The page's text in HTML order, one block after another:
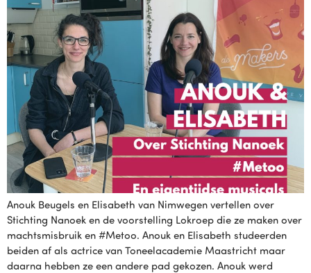
Anouk Beugels en Elisabeth van Nimwegen vertellen over
Stichting Nanoek en de voorstelling Lokroep die ze maken over
machtsmisbruik en #Metoo. Anouk en Elisabeth studeerden
beiden af als actrice van Toneelacademie Maastricht maar
daarna hebben ze een andere pad gekozen. Anouk werd